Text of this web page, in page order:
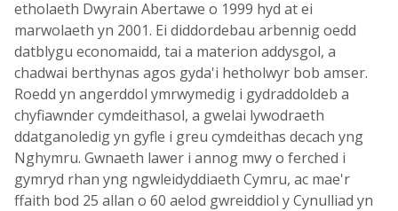
etholaeth Dwyrain Abertawe o 1999 hyd at ei
marwolaeth yn 2001. Ei diddordebau arbennig oedd
datblygu economaidd, tai a materion addysgol, a
chadwai berthynas agos gyda'i hetholwyr bob amser.
Roedd yn angerddol ymrwymedig i gydraddoldeb a
chyfiawnder cymdeithasol, a gwelai lywodraeth
ddatganoledig yn gyfle i greu cymdeithas decach yng
Nghymru. Gwnaeth lawer i annog mwy o ferched i
gymryd rhan yng ngwleidyddiaeth Cymru, ac mae'r
ffaith bod 25 allan o 60 aelod gwreiddiol y Cynulliad yn